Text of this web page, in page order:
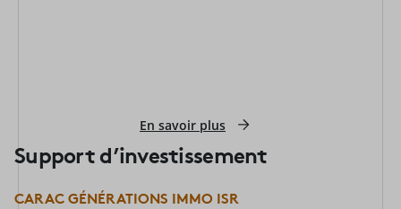
En savoir plus
Support d’investissement
CARAC GÉNÉRATIONS IMMO ISR